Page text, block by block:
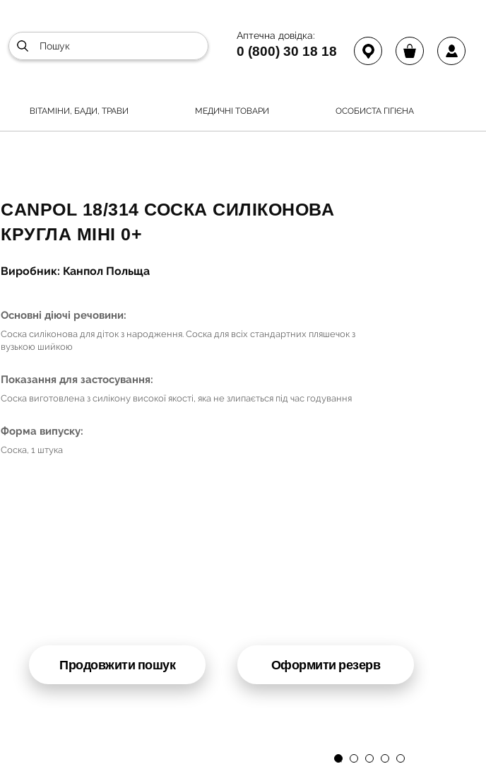
Аптечна довідка:
0 (800) 30 18 18
ВІТАМІНИ, БАДИ, ТРАВИ МЕДИЧНІ ТОВАРИ ОСОБИСТА ГІГІЄНА
CANPOL 18/314 СОСКА СИЛІКОНОВА
КРУГЛА МІНІ 0+
Виробник: Канпол Польща
Основні діючі речовини:
Соска силіконова для діток з народження. Соска для всіх стандартних пляшечок з
вузькою шийкою
Показання для застосування:
Соска виготовлена з силікону високої якості, яка не злипається під час годування
Форма випуску:
Соска, 1 штука
Продовжити пошук Оформити резерв